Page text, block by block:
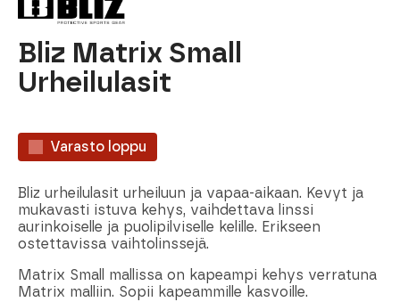
Bliz Matrix Small
Urheilulasit
Varasto loppu
Bliz urheilulasit urheiluun ja vapaa-aikaan. Kevyt ja
mukavasti istuva kehys, vaihdettava linssi
aurinkoiselle ja puolipilviselle kelille. Erikseen
ostettavissa vaihtolinssejä.
Matrix Small mallissa on kapeampi kehys verratuna
Matrix malliin. Sopii kapeammille kasvoille.